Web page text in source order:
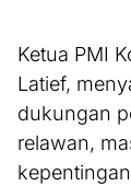
Ketua PMI
Latief,
dukungan
relawan,